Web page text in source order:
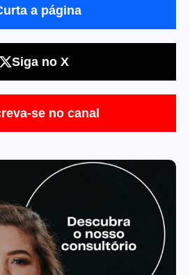
a página
Siga no X
se no canal